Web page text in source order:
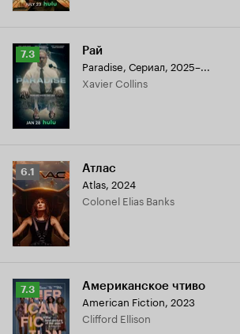
Рейтинг
Кинопоиска
7.3
7.3 Рай
Paradise, Сериал, 2025–...
Xavier Collins
Рейтинг
Кинопоиска
6.1 Атлас
Atlas, 2024
Colonel Elias Banks
Рейтинг
Кинопоиска
7.3
7.3 Американское чтиво
American Fiction, 2023
Clifford Ellison